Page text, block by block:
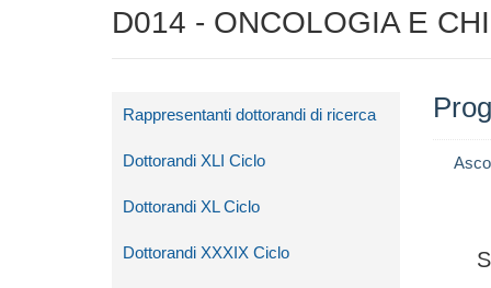
D014 - ONCOLOGIA E
Rappresentanti dottorandi di ricerca
Dottorandi XLI Ciclo
Dottorandi XL Ciclo
Dottorandi XXXIX Ciclo